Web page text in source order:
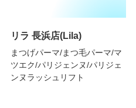
リラ 長浜店(Lila)
まつげパーマ/まつ毛パーマ/マ
ツエク/パリジェンヌ/パリジェ
ンヌラッシュリフト